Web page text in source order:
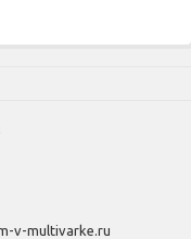
v-multivarke.ru